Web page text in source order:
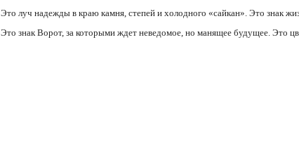
Это луч надежды в краю камня, степей и холодного «сайкан». Это знак
Это знак Ворот, за которыми ждет неведомое, но манящее будущее. Это